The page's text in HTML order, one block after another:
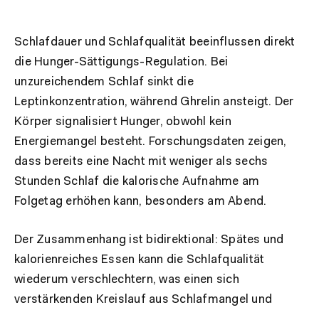
Schlafdauer und Schlafqualität beeinflussen direkt
die Hunger-Sättigungs-Regulation. Bei
unzureichendem Schlaf sinkt die
Leptinkonzentration, während Ghrelin ansteigt. Der
Körper signalisiert Hunger, obwohl kein
Energiemangel besteht. Forschungsdaten zeigen,
dass bereits eine Nacht mit weniger als sechs
Stunden Schlaf die kalorische Aufnahme am
Folgetag erhöhen kann, besonders am Abend.
Der Zusammenhang ist bidirektional: Spätes und
kalorienreiches Essen kann die Schlafqualität
wiederum verschlechtern, was einen sich
verstärkenden Kreislauf aus Schlafmangel und